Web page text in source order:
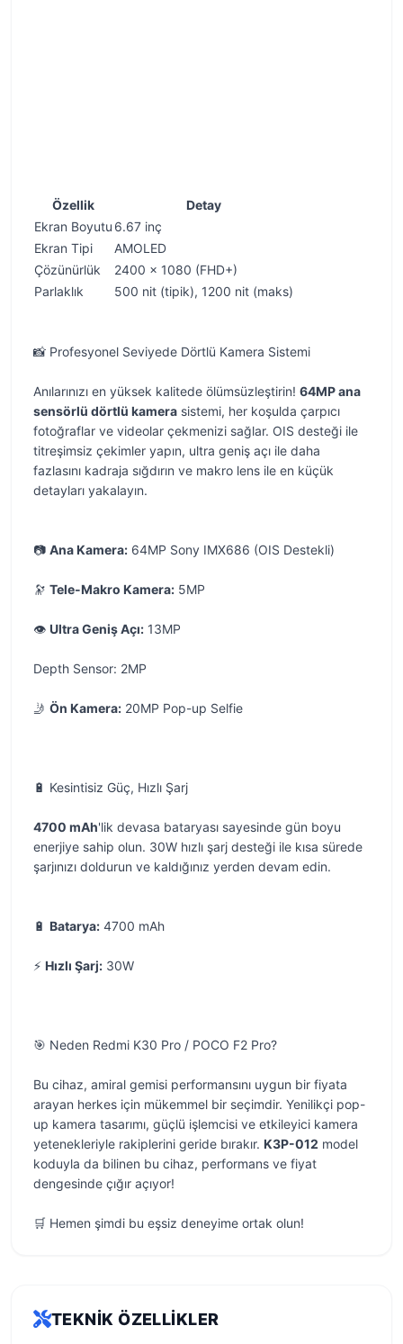
Özellik
Detay
Ekran Boyutu 6.67 inç
Ekran Tipi
AMOLED
Çözünürlük
2400 x 1080 (FHD+)
Parlaklık
500 nit (tipik), 1200 nit (maks)
📸 Profesyonel Seviyede Dörtlü Kamera Sistemi
Anılarınızı en yüksek kalitede ölümsüzleştirin! 64MP ana
sensörlü dörtlü kamera sistemi, her koşulda çarpıcı
fotoğraflar ve videolar çekmenizi sağlar. OIS desteği ile
titreşimsiz çekimler yapın, ultra geniş açı ile daha
fazlasını kadraja sığdırın ve makro lens ile en küçük
detayları yakalayın.
📷 Ana Kamera: 64MP Sony IMX686 (OIS Destekli)
🔭 Tele-Makro Kamera: 5MP
👁️ Ultra Geniş Açı: 13MP
Depth Sensor: 2MP
🤳 Ön Kamera: 20MP Pop-up Selfie
🔋 Kesintisiz Güç, Hızlı Şarj
4700 mAh'lik devasa bataryası sayesinde gün boyu
enerjiye sahip olun. 30W hızlı şarj desteği ile kısa sürede
şarjınızı doldurun ve kaldığınız yerden devam edin.
🔋 Batarya: 4700 mAh
⚡ Hızlı Şarj: 30W
🎯 Neden Redmi K30 Pro / POCO F2 Pro?
Bu cihaz, amiral gemisi performansını uygun bir fiyata
arayan herkes için mükemmel bir seçimdir. Yenilikçi pop-
up kamera tasarımı, güçlü işlemcisi ve etkileyici kamera
yetenekleriyle rakiplerini geride bırakır. K3P-012 model
koduyla da bilinen bu cihaz, performans ve fiyat
dengesinde çığır açıyor!
🛒 Hemen şimdi bu eşsiz deneyime ortak olun!
TEKNIK ÖZELLIKLER